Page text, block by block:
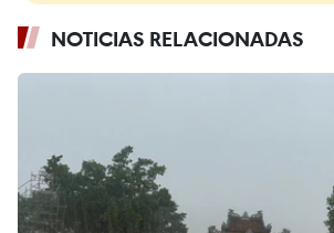
NOTICIAS RELACIONADAS